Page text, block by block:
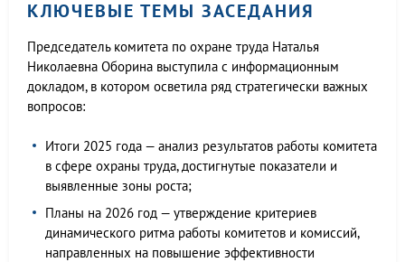
КЛЮЧЕВЫЕ ТЕМЫ ЗАСЕДАНИЯ
Председатель комитета по охране труда Наталья
Николаевна Оборина выступила с информационным
докладом, в котором осветила ряд стратегически важных
вопросов:
Итоги 2025 года — анализ результатов работы комитета
в сфере охраны труда, достигнутые показатели и
выявленные зоны роста;
Планы на 2026 год — утверждение критериев
динамического ритма работы комитетов и комиссий,
направленных на повышение эффективности